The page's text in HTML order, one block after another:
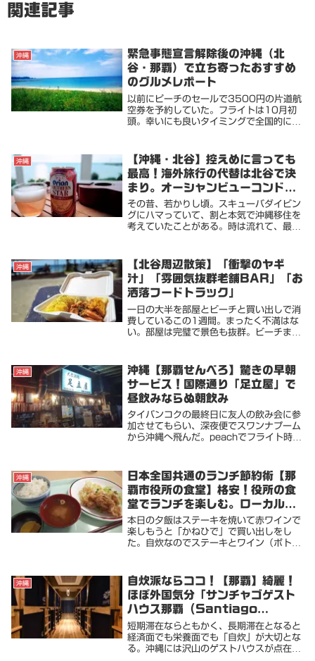
関連記事
沖縄
緊急事態宣言解除後の沖縄（北
谷・那覇）で立ち寄ったおすすめ
のグルメレポート
以前にピーチのセールで3500円の片道航
空券を予約していた。フライトは10月初
頭。幸いにも良いタイミングで全国的に緊
の沖縄で時短営業ながらも食事やお酒を楽
しめた。コ...
沖縄
【沖縄・北谷】控えめに言っても
最高！海外旅行の代替は北谷で決
まり。オーシャンビューコンドで
満喫
その昔、若かりし頃。スキューバダイビン
グにハマっていて、割と本気で沖縄移住を
考えていたことがある。時は流れて、最近
のでビザいらず。住みたいなら割安アパー
トを借りる...
沖縄
【北谷周辺散策】「衝撃のヤギ
汁」「雰囲気抜群老舗BAR」「お
洒落フードトラック」
一日の大半を部屋とビーチと買い出しで消
費しているこの1週間。まったく不満はな
い。部屋は完璧で景色も抜群。ビーチまで
な環境といえる。まぁそれでも折角だから
少しだけお出...
沖縄
沖縄【那覇せんべろ】驚きの早朝
サービス！国際通り「足立屋」で
昼飲みならぬ朝飲み
タイバンコクの最終日に友人の飲み会に参
加させてもらい、深夜便でスワンナプーム
から沖縄へ飛んだ。peachでフライト時間
か寝付けず朝8時に那覇空港へ到着。スム
ーズに入...
沖縄
日本全国共通のランチ節約術【那
覇市役所の食堂】格安！役所の食
堂でランチを楽しむ。ローカル料
理もあり。
本日の夕飯はステーキを焼いて赤ワインで
楽しもうと「かねひで」で買い出しをし
た。自炊なのでステーキとワイン（ボト
ンへ入ると、タイミング悪く先客が調理中
だった。待つの...
沖縄
自炊派ならココ！【那覇】綺麗！
ほぼ外国気分「サンチャゴゲスト
ハウス那覇 (Santiago
Guesthouse Naha)」
短期滞在ならともかく、長期滞在となると
経済面でも栄養面でも「自炊」が大切とな
る。沖縄には沢山のゲストハウスが点在す